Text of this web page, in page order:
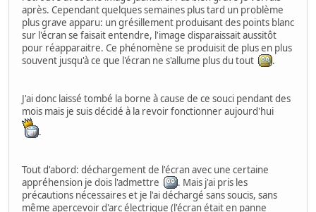
après. Cependant quelques semaines plus tard un problème
plus grave apparu: un grésillement produisant des points blanc
sur l'écran se faisait entendre, l'image disparaissait aussitôt
pour réapparaitre. Ce phénomène se produisit de plus en plus
souvent jusqu'à ce que l'écran ne s'allume plus du tout
.
J'ai donc laissé tombé la borne à cause de ce souci pendant des
mois mais je suis décidé à la revoir fonctionner aujourd'hui
.
Tout d'abord: déchargement de l'écran avec une certaine
appréhension je dois l'admettre
. Mais j'ai pris les
précautions nécessaires et je l'ai déchargé sans soucis, sans
même apercevoir d'arc électrique (l'écran était en panne